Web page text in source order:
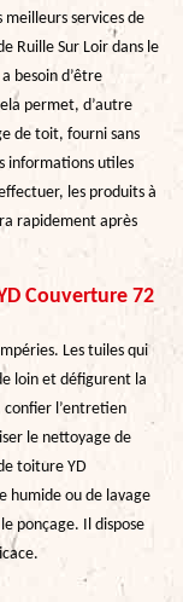
services de
Ruille Sur Loir dans le
besoin d’être
permet, d’autre
de toit, fourni sans
informations utiles
les produits à
rapidement après
Couverture 72
Les tuiles qui
loin et défigurent la
confier l’entretien
le nettoyage de
toiture YD
humide ou de lavage
ponçage. Il dispose